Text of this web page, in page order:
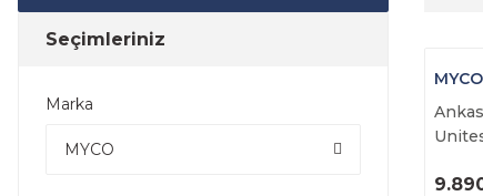
Seçimleriniz
Marka
MYCO
MYCO